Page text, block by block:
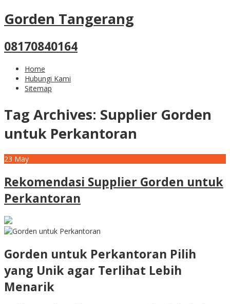
Gorden Tangerang
08170840164
Home
Hubungi Kami
Sitemap
Tag Archives: Supplier Gorden
untuk Perkantoran
23 May
Rekomendasi Supplier Gorden untuk
Perkantoran
Gorden untuk Perkantoran Pilih
yang Unik agar Terlihat Lebih
Menarik